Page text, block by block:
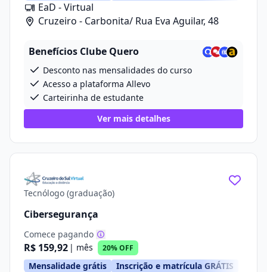
EaD - Virtual
Cruzeiro - Carbonita/ Rua Eva Aguilar, 48
Benefícios Clube Quero
Desconto nas mensalidades do curso
Acesso a plataforma Allevo
Carteirinha de estudante
Ver mais detalhes
Tecnólogo (graduação)
Cibersegurança
Comece pagando
R$ 159,92 | mês 20% OFF
Mensalidade grátis Inscrição e matrícula GRÁTIS